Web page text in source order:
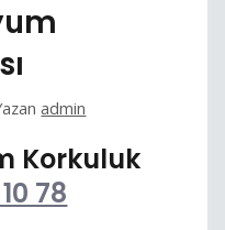
admin
Korkuluk
78